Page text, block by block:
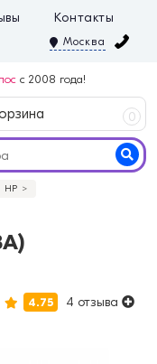
Контакты
Москва
с 2008 года!
0
HP
4.75 4 отзыва